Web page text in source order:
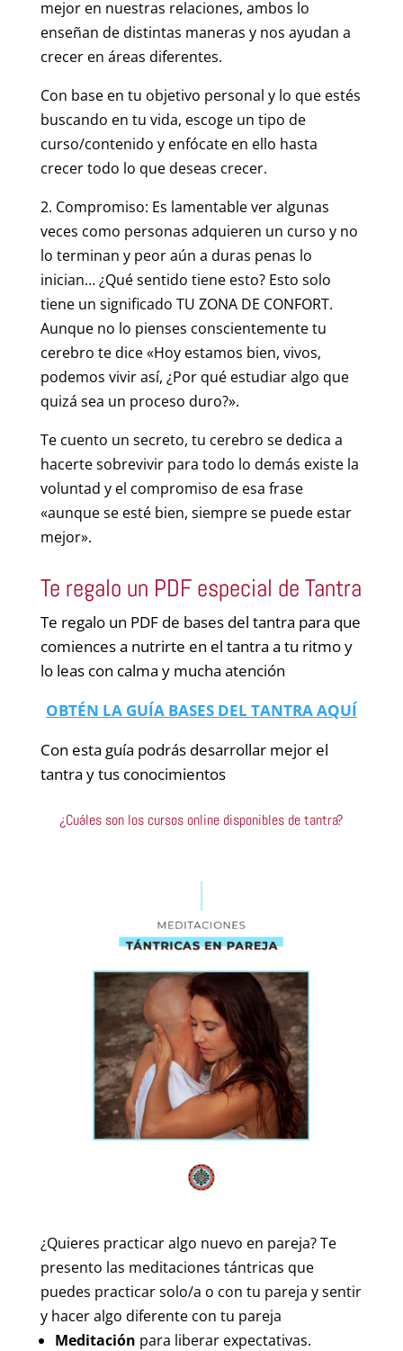
mejor en nuestras relaciones, ambos lo
enseñan de distintas maneras y nos ayudan a
crecer en áreas diferentes.
Con base en tu objetivo personal y lo que estés
buscando en tu vida, escoge un tipo de
curso/contenido y enfócate en ello hasta
crecer todo lo que deseas crecer.
2. Compromiso: Es lamentable ver algunas
veces como personas adquieren un curso y no
lo terminan y peor aún a duras penas lo
inician… ¿Qué sentido tiene esto? Esto solo
tiene un significado TU ZONA DE CONFORT.
Aunque no lo pienses conscientemente tu
cerebro te dice «Hoy estamos bien, vivos,
podemos vivir así, ¿Por qué estudiar algo que
quizá sea un proceso duro?».
Te cuento un secreto, tu cerebro se dedica a
hacerte sobrevivir para todo lo demás existe la
voluntad y el compromiso de esa frase
«aunque se esté bien, siempre se puede estar
mejor».
Te regalo un PDF especial de Tantra
Te regalo un PDF de bases del tantra para que
comiences a nutrirte en el tantra a tu ritmo y
lo leas con calma y mucha atención
OBTÉN LA GUÍA BASES DEL TANTRA AQUÍ
Con esta guía podrás desarrollar mejor el
tantra y tus conocimientos
¿Cuáles son los cursos online disponibles de tantra?
¿Quieres practicar algo nuevo en pareja? Te
presento las meditaciones tántricas que
puedes practicar solo/a o con tu pareja y sentir
y hacer algo diferente con tu pareja
Meditación para liberar expectativas.